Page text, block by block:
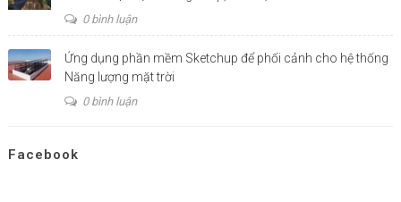
0 bình luận
Ứng dụng phần mềm Sketchup để phối cảnh cho hệ thống
Năng lượng mặt trời
0 bình luận
Facebook